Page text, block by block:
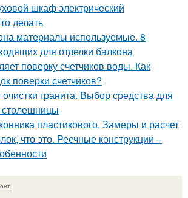
шкаф электрический
делать
материалы используемые. 8
для отделки балкона
поверку счетчиков воды. Как
поверки счетчиков?
гранита. Выбор средства для
столешницы
пластикового. Замеры и расчет
что это. Реечные конструкции –